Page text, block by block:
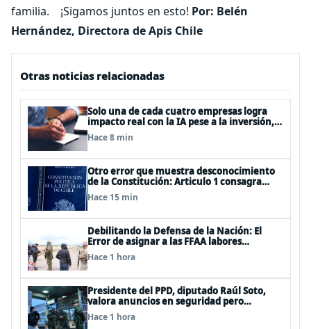
familia. ¡Sigamos juntos en esto! Por: Belén
Hernández, Directora de Apis Chile
Otras noticias relacionadas
Solo una de cada cuatro empresas logra
impacto real con la IA pese a la inversión,
según el Foro Económico Mundial
Hace 8 min
Otro error que muestra desconocimiento
de la Constitución: Articulo 1 consagra
resguardar la seguridad nacional y
proteger a los ciudadanos
Hace 15 min
Debilitando la Defensa de la Nación: El
Error de asignar a las FFAA labores
policiales
Hace 1 hora
Presidente del PPD, diputado Raúl Soto,
valora anuncios en seguridad pero
advierte ausencia clave: alzamiento del
secreto bancario
Hace 1 hora